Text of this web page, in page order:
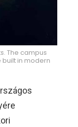
The campus
built in modern